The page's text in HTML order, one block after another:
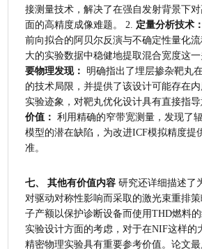
接测量技术，解决了在强自发射背景下
面的高精度成像难题。 2. 定量分析技术：
前向拟合的阿贝尔反演与不确定性量化
大的实验数据中稳健地提取混合宽度这
要物理发现：
明确指出了埋层掺杂靶丸
的技术局限，并提供了该设计可能存在
实验迹象，对靶丸优化设计具有直接指
价值： 利用精确的窄带宽测量，发现了
模型的潜在缺陷，为改进ICF模拟精度提
准。
七、 其他有价值内容 研究还详细描述了
对驱动对称性影响而采取的激光束重排
子产额以保护诊断设备而使用THD燃料
实验设计方面的考虑，对于在NIF这样的
精密物理实验具有重要参考价值。论文